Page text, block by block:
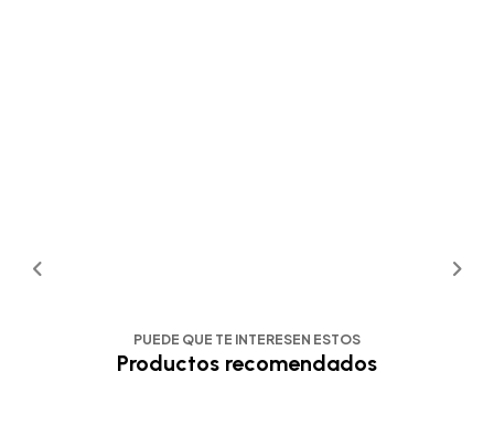
PUEDE QUE TE INTERESEN ESTOS
Productos recomendados